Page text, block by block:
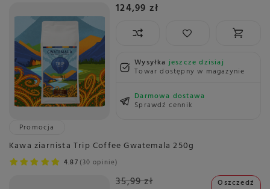
124,99 zł
Wysyłkajeszcze dzisiaj
Towar dostępny w magazynie
Darmowa dostawa
Sprawdź cennik
Promocja
Kawa ziarnista Trip Coffee Gwatemala 250g
4.87 30 opinie
35,99 zł Oszczedź